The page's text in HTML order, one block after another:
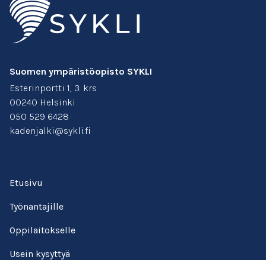
Suomen ympäristöopisto SYKLI
Esterinportti 1, 3. krs.
00240 Helsinki
050 529 6428
kadenjalki@sykli.fi
Etusivu
Työnantajille
Oppilaitokselle
Usein kysyttyä